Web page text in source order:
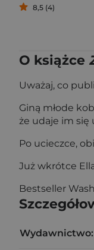
8,5 (4)
O książce
Uważaj, co
Giną młode
że udaje im się
Po ucieczce,
Już wkrótce
Bestseller
Wydawnictwo: